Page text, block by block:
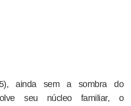
ainda sem a sombra do
seu núcleo familiar, o